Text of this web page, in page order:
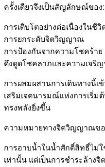
ครั้งเดียวจึงเป็นสัญลักษณ์ของ:
การเติบโตอย่างต่อเนื่องในชี
การยกระดับจิตวิญญาณ
การป้องกันจากความโชคร้าย
ดึงดูดโชคลาภและความเจริญ
การผสมผสานการเดินทางนี้
เสริมเจตนารมณ์แห่งการเริ่ม
ทรงพลังยิ่งขึ้น
ความหมายทางจิตวิญญาณข
การอาบน้ำในน้ำศักดิ์สิทธิ์ไม่
เท่านั้น แต่เป็นการชำระล้าง